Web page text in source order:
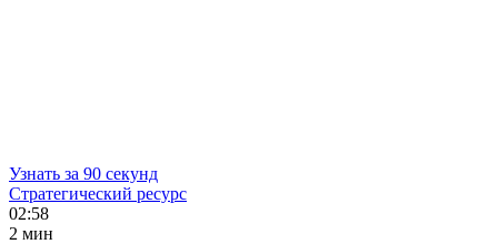
Узнать за 90 секунд
Стратегический ресурс
02:58
2 мин